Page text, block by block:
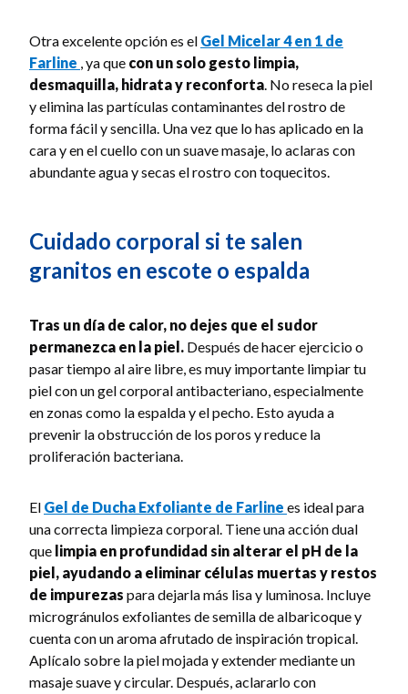
Otra excelente opción es el Gel Micelar 4 en 1 de
Farline , ya que con un solo gesto limpia,
desmaquilla, hidrata y reconforta. No reseca la piel
y elimina las partículas contaminantes del rostro de
forma fácil y sencilla. Una vez que lo has aplicado en la
cara y en el cuello con un suave masaje, lo aclaras con
abundante agua y secas el rostro con toquecitos.
Cuidado corporal si te salen
granitos en escote o espalda
Tras un día de calor, no dejes que el sudor
permanezca en la piel. Después de hacer ejercicio o
pasar tiempo al aire libre, es muy importante limpiar tu
piel con un gel corporal antibacteriano, especialmente
en zonas como la espalda y el pecho. Esto ayuda a
prevenir la obstrucción de los poros y reduce la
proliferación bacteriana.
El Gel de Ducha Exfoliante de Farline es ideal para
una correcta limpieza corporal. Tiene una acción dual
que limpia en profundidad sin alterar el pH de la
piel, ayudando a eliminar células muertas y restos
de impurezas para dejarla más lisa y luminosa. Incluye
microgránulos exfoliantes de semilla de albaricoque y
cuenta con un aroma afrutado de inspiración tropical.
Aplícalo sobre la piel mojada y extender mediante un
masaje suave y circular. Después, aclararlo con